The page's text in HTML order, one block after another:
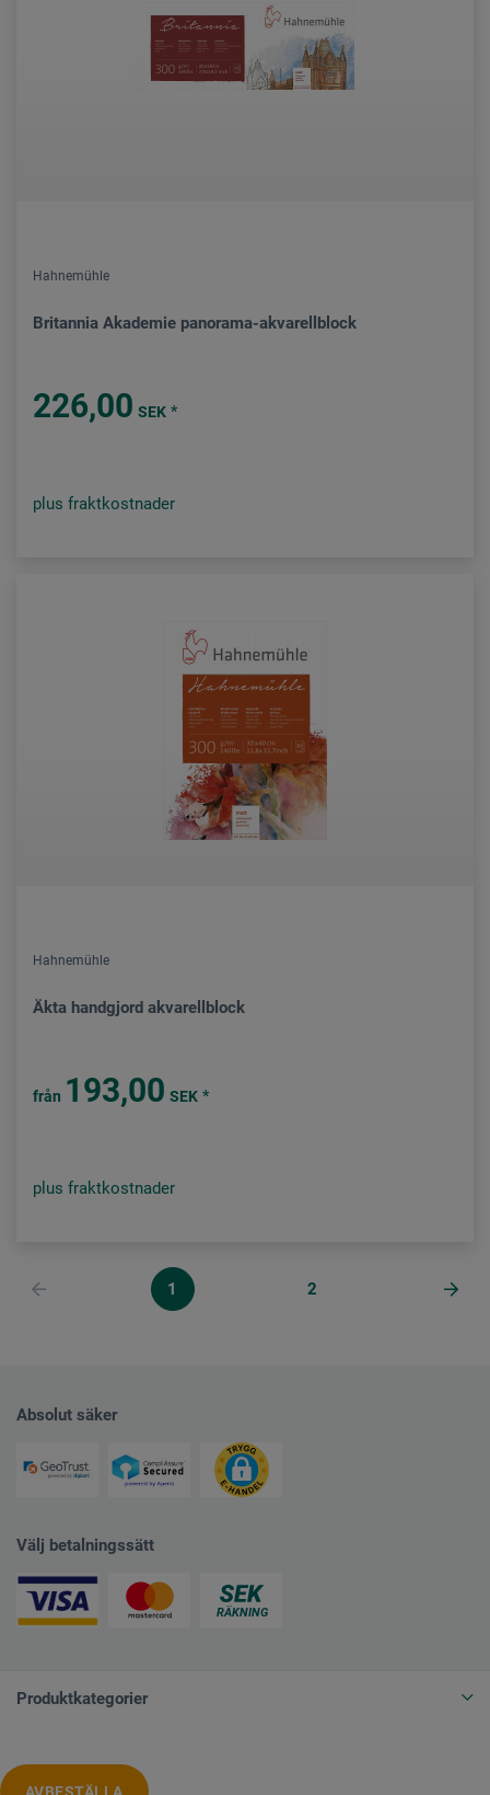
Hahnemühle
Britannia Akademie panorama-akvarellblock
226,00 SEK *
plus fraktkostnader
Hahnemühle
Äkta handgjord akvarellblock
från 193,00 SEK *
plus fraktkostnader
1 2
Absolut säker
Välj betalningssätt
Produktkategorier